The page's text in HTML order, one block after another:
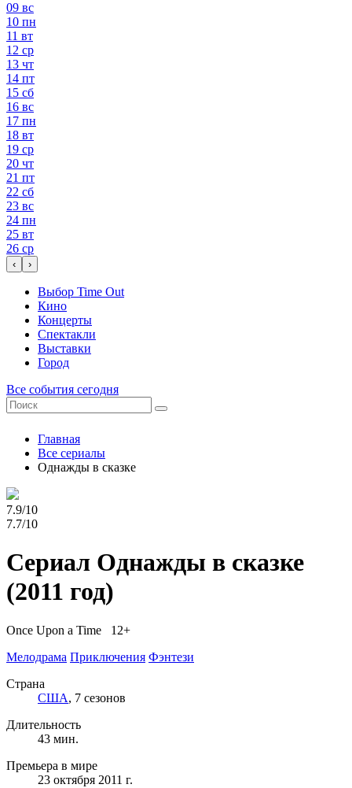
09 вс
10 пн
11 вт
12 ср
13 чт
14 пт
15 сб
16 вс
17 пн
18 вт
19 ср
20 чт
21 пт
22 сб
23 вс
24 пн
25 вт
26 ср
‹ ›
Выбор Time Out
Кино
Концерты
Спектакли
Выставки
Город
Все события сегодня
Главная
Все сериалы
Однажды в сказке
7.9/10
7.7/10
Сериал Однажды в сказке
(2011 год)
Once Upon a Time 12+
Мелодрама Приключения Фэнтези
Страна
США, 7 сезонов
Длительность
43 мин.
Премьера в мире
23 октября 2011 г.